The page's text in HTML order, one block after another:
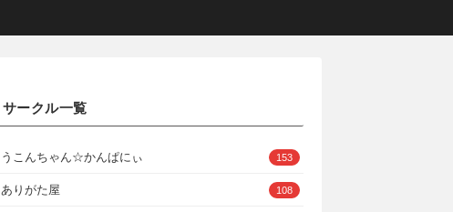
サークル一覧
うこんちゃん☆かんぱにぃ 153
ありがた屋 108